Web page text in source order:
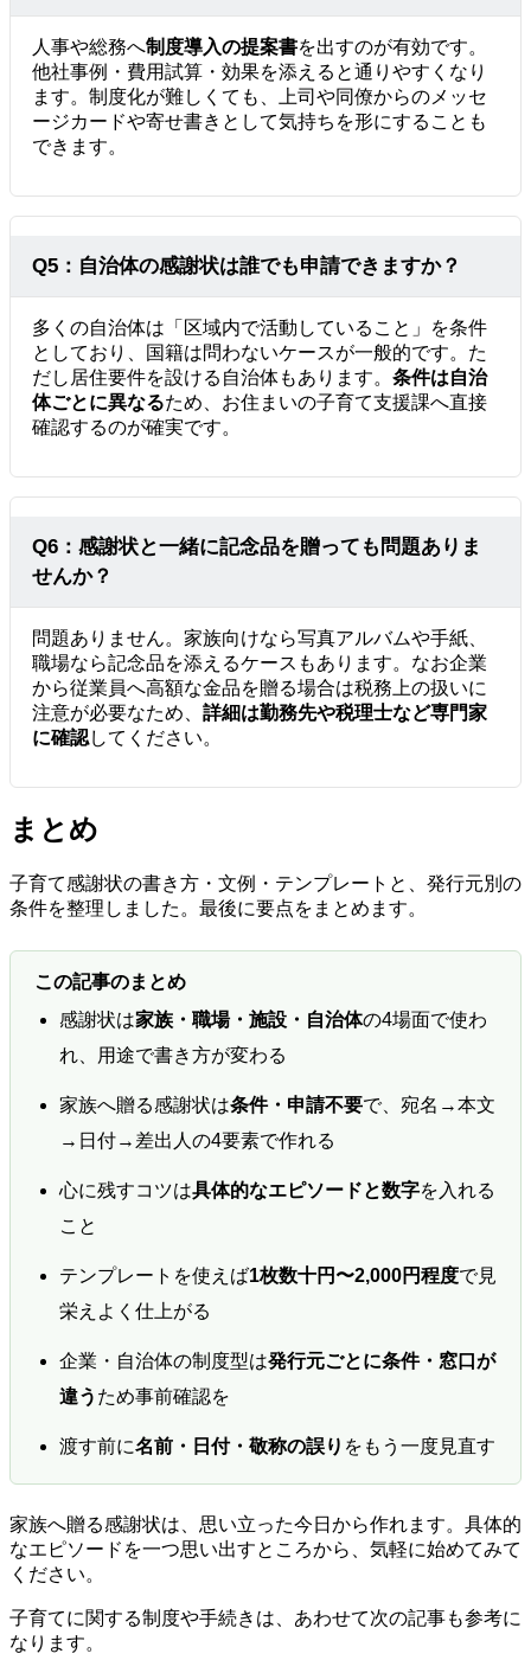
人事や総務へ制度導入の提案書を出すのが有効です。
他社事例・費用試算・効果を添えると通りやすくなり
ます。制度化が難しくても、上司や同僚からのメッセ
ージカードや寄せ書きとして気持ちを形にすることも
できます。
Q5：自治体の感謝状は誰でも申請できますか？
多くの自治体は「区域内で活動していること」を条件
としており、国籍は問わないケースが一般的です。た
だし居住要件を設ける自治体もあります。 条件は自治
体ごとに異なるため、お住まいの子育て支援課へ直接
確認するのが確実です。
Q6：感謝状と一緒に記念品を贈っても問題ありま
せんか？
問題ありません。家族向けなら写真アルバムや手紙、
職場なら記念品を添えるケースもあります。なお企業
から従業員へ高額な金品を贈る場合は税務上の扱いに
注意が必要なため、 詳細は勤務先や税理士など専門家
に確認してください。
まとめ
子育て感謝状の書き方・文例・テンプレートと、発行元別の
条件を整理しました。最後に要点をまとめます。
この記事のまとめ
感謝状は家族・職場・施設・自治体の4場面で使わ
れ、用途で書き方が変わる
家族へ贈る感謝状は条件・申請不要で、宛名→本文
→日付→差出人の4要素で作れる
心に残すコツは具体的なエピソードと数字を入れる
こと
テンプレートを使えば1枚数十円〜2,000円程度で見
栄えよく仕上がる
企業・自治体の制度型は発行元ごとに条件・窓口が
違う ため事前確認を
渡す前に名前・日付・敬称の誤り をもう一度見直す
家族へ贈る感謝状は、思い立った今日から作れます。具体的
なエピソードを一つ思い出すところから、気軽に始めてみて
ください。
子育てに関する制度や手続きは、あわせて次の記事も参考に
なります。